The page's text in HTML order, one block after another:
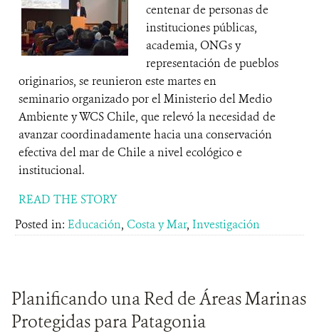
centenar de personas de
instituciones públicas,
academia, ONGs y
representación de pueblos
originarios, se reunieron este martes en
seminario organizado por el Ministerio del Medio
Ambiente y WCS Chile, que relevó la necesidad de
avanzar coordinadamente hacia una conservación
efectiva del mar de Chile a nivel ecológico e
institucional.
READ THE STORY
Posted in: Educación, Costa y Mar, Investigación
Planificando una Red de Áreas Marinas
Protegidas para Patagonia